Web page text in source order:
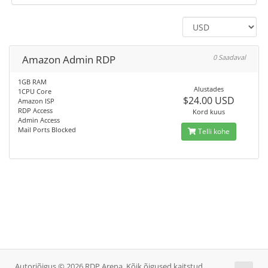
Amazon Admin RDP 0 Saadaval
1GB RAM
1CPU Core
Amazon ISP
RDP Access
Admin Access
Mail Ports Blocked
Alustades
$24.00 USD
Kord kuus
Telli kohe